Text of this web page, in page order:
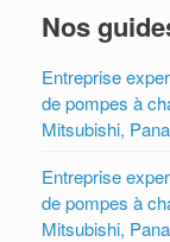
Nos
Entreprise
de pompes à
Mitsubishi,
Entreprise
de pompes à
Mitsubishi,